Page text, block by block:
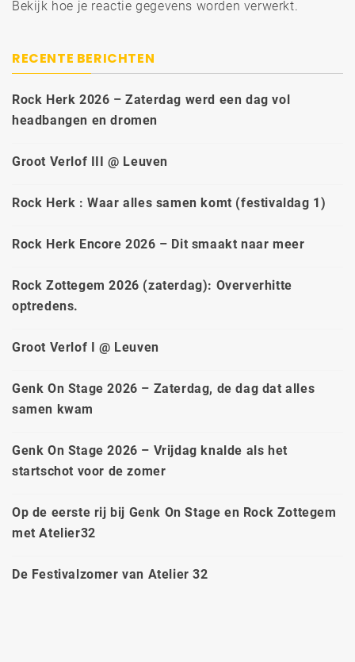
Bekijk hoe je reactie gegevens worden verwerkt.
RECENTE BERICHTEN
Rock Herk 2026 – Zaterdag werd een dag vol
headbangen en dromen
Groot Verlof III @ Leuven
Rock Herk : Waar alles samen komt (festivaldag 1)
Rock Herk Encore 2026 – Dit smaakt naar meer
Rock Zottegem 2026 (zaterdag): Oververhitte
optredens.
Groot Verlof I @ Leuven
Genk On Stage 2026 – Zaterdag, de dag dat alles
samen kwam
Genk On Stage 2026 – Vrijdag knalde als het
startschot voor de zomer
Op de eerste rij bij Genk On Stage en Rock Zottegem
met Atelier32
De Festivalzomer van Atelier 32